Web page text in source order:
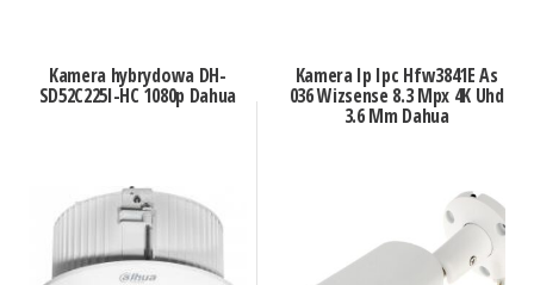
Kamera hybrydowa DH-
SD52C225I-HC 1080p Dahua
Kamera Ip Ipc Hfw3841E As
036 Wizsense 8.3 Mpx 4K Uhd
3.6 Mm Dahua